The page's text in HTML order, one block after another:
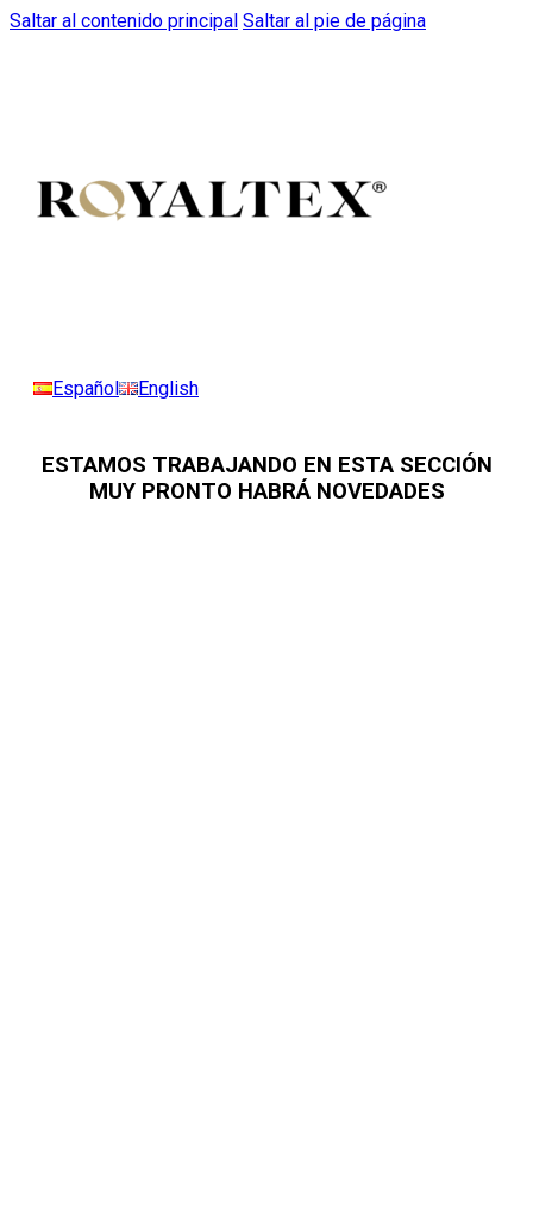
Saltar al contenido principal Saltar al pie de página
Español English
ESTAMOS TRABAJANDO EN ESTA SECCIÓN
MUY PRONTO HABRÁ NOVEDADES